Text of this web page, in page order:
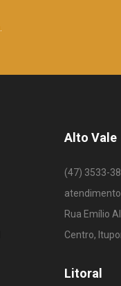
Alto Vale
(47) 3533-
Rua Emílio
Centro,
Litoral